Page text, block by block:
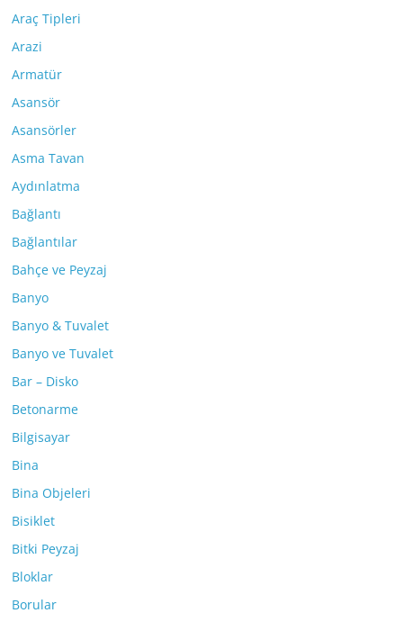
Araç Tipleri
Arazi
Armatür
Asansör
Asansörler
Asma Tavan
Aydınlatma
Bağlantı
Bağlantılar
Bahçe ve Peyzaj
Banyo
Banyo & Tuvalet
Banyo ve Tuvalet
Bar – Disko
Betonarme
Bilgisayar
Bina
Bina Objeleri
Bisiklet
Bitki Peyzaj
Bloklar
Borular